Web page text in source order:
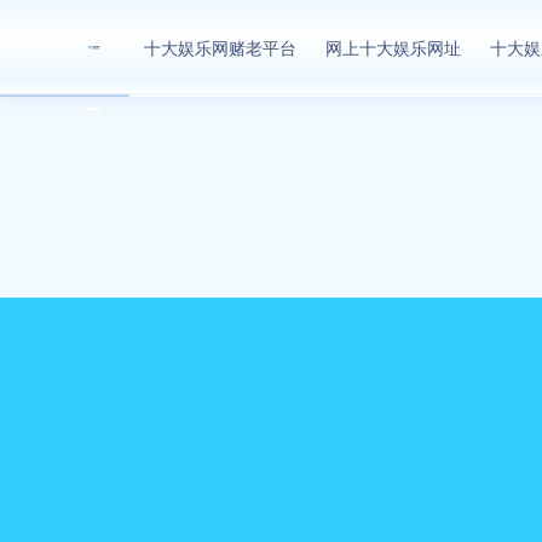
网上十大娱乐网址
十大娱乐网赌老平台 网上十大娱乐网址 十大